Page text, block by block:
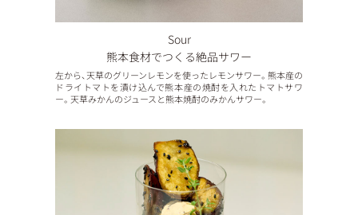
Sour
熊本食材でつくる絶品サワー
左から、天草のグリーンレモンを使ったレモンサワー。熊本産の
ドライトマトを漬け込んで熊本産の焼酎を入れたトマトサワ
ー。天草みかんのジュースと熊本焼酎のみかんサワー。